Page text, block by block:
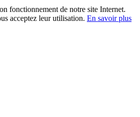
fonctionnement de notre site Internet.
acceptez leur utilisation. En savoir plus